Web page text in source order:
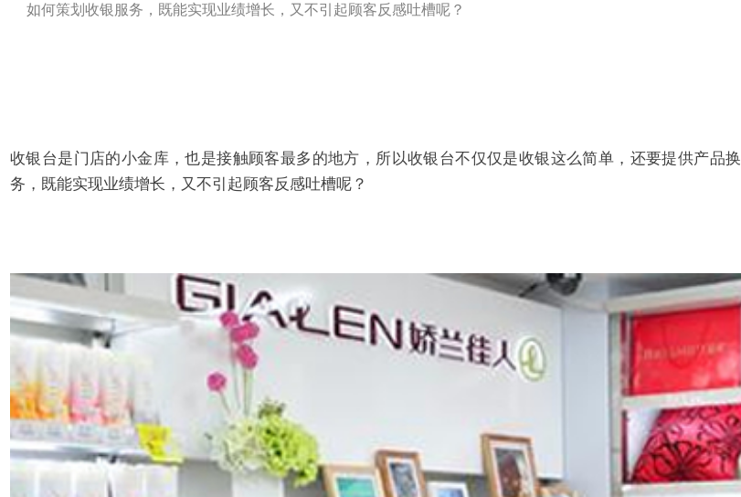
如何策划收银服务，既能实现业绩增长，又不引起顾客反感吐槽呢？
收银台是门店的小金库，也是接触顾客最多的地方，所以收银台不仅仅是收银这么简单，还要提供产品换
务， 既能实现业绩增长，又不引起顾客反 感吐槽呢？